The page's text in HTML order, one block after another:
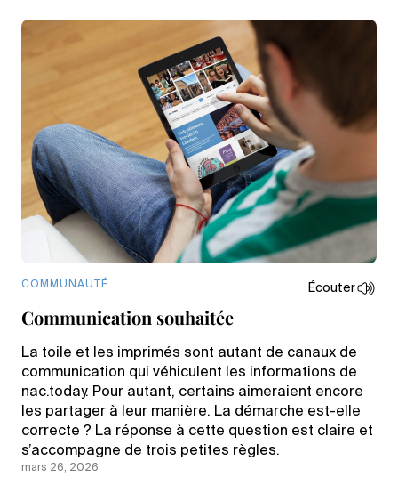
COMMUNAUTÉ Écouter
Communication souhaitée
La toile et les imprimés sont autant de canaux de
communication qui véhiculent les informations de
nac.today. Pour autant, certains aimeraient encore
les partager à leur manière. La démarche est-elle
correcte ? La réponse à cette question est claire et
s’accompagne de trois petites règles.
mars 26, 2026